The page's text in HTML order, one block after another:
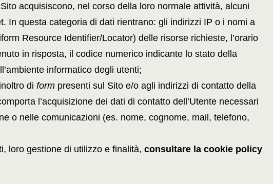
acquisiscono, nel corso della loro normale attività, alcuni
In questa categoria di dati rientrano: gli indirizzi IP o i nomi a
Resource Identifier/Locator) delle risorse richieste, l’orario
in risposta, il codice numerico indicante lo stato della
informatico degli utenti;
di form presenti sul Sito e/o agli indirizzi di contatto della
l’acquisizione dei dati di contatto dell’Utente necessari
o nelle comunicazioni (es. nome, cognome, mail, telefono,
loro gestione di utilizzo e finalità, consultare la cookie policy